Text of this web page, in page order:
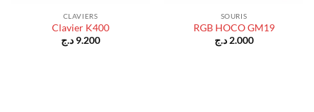
CLAVIERS
Clavier K400
9.200 د.ج
SOURIS
RGB HOCO GM19
2.000 د.ج